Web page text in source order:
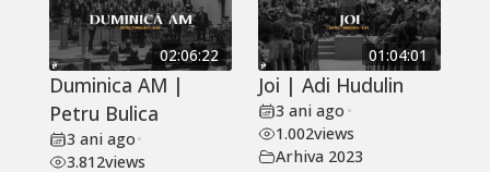
02:06:22
Duminica AM |
Petru Bulica
3 ani ago•
3.812views
01:04:01
Joi | Adi Hudulin
3 ani ago •
1.002views
Arhiva 2023